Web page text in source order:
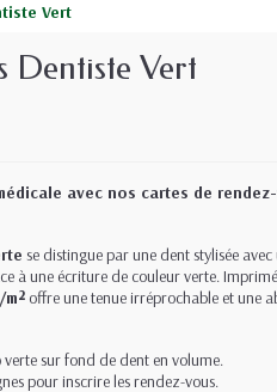
Vert
Dentiste Vert
avec nos cartes de
se distingue par une dent stylisée
à une écriture de couleur verte.
offre une tenue irréprochable et une
sur fond de dent en volume.
pour inscrire les rendez-vous.